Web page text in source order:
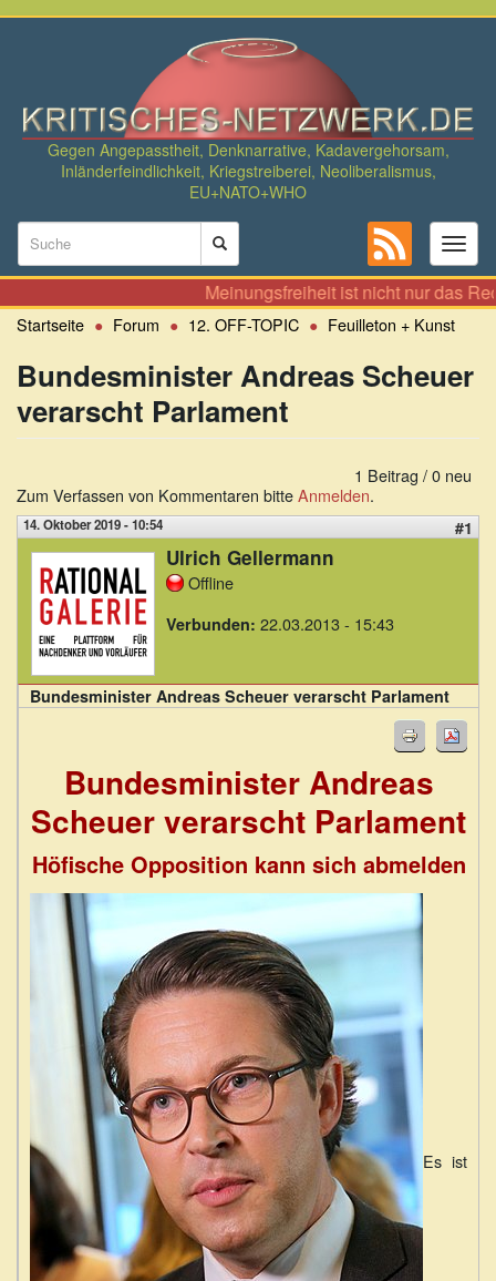
Direkt
Gegen Angepasstheit, Denknarrative, Kadavergehorsam,
Inländerfeindlichkeit, Kriegstreiberei, Neoliberalismus,
EU+NATO+WHO
Suchformular
Suche
Meinungsfreiheit ist nicht nur das
Startseite Forum 12. OFF-TOPIC Feuilleton + Kunst
Bundesminister Andreas Scheuer
verarscht Parlament
1 Beitrag / 0 neu
Zum Verfassen von Kommentaren bitteAnmelden.
14. Oktober 2019 - 10:54 #1
Ulrich Gellermann
Offline
Verbunden: 22.03.2013 - 15:43
Bundesminister Andreas Scheuer verarscht Parlament
Bundesminister Andreas
Scheuer verarscht Parlament
Höfische Opposition kann sich abmelden
Es ist